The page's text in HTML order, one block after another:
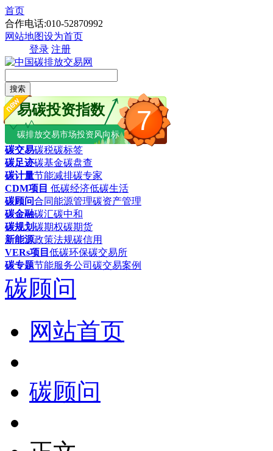
首页
合作电话:010-52870992
网站地图设为首页
登录 注册
搜索
7
易碳投资指数
碳排放交易市场投资风向标
碳交易碳税碳标签
碳足迹碳基金碳盘查
碳计量节能减排碳专家
CDM项目 低碳经济低碳生活
碳顾问合同能源管理碳资产管理
碳金融碳汇碳中和
碳规划碳期权碳期货
新能源政策法规碳信用
VERs项目 低碳环保碳交易所
碳专题节能服务公司 碳交易案例
碳顾问
网站首页
碳顾问